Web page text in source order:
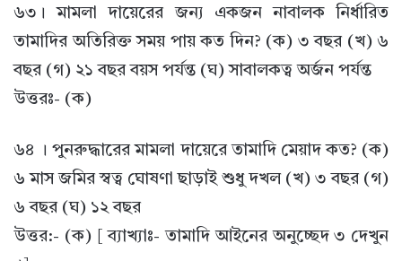
৬৩। মামলা দায়েরের জন্য একজন নাবালক নির্ধারিত
তামাদির অতিরিক্ত সময় পায় কত দিন? (ক) ৩ বছর (খ) ৬
বছর (গ) ২১ বছর বয়স পর্যন্ত (ঘ) সাবালকত্ব অর্জন পর্যন্ত
উত্তরঃ- (ক)
৬৪ । পুনরুদ্ধারের মামলা দায়েরে তামাদি মেয়াদ কত? (ক)
৬ মাস জমির স্বত্ব ঘোষণা ছাড়াই শুধু দখল (খ) ৩ বছর (গ)
৬ বছর (ঘ) ১২ বছর
উত্তর:- (ক) [ ব্যাখ্যাঃ- তামাদি আইনের অনুচ্ছেদ ৩ দেখুন